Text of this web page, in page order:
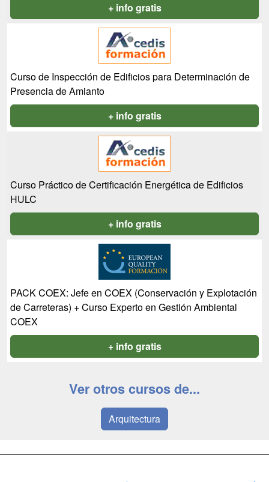
+ info gratis
Curso de Inspección de Edificios para Determinación de
Presencia de Amianto
+ info gratis
Curso Práctico de Certificación Energética de Edificios
HULC
+ info gratis
PACK COEX: Jefe en COEX (Conservación y Explotación
de Carreteras) + Curso Experto en Gestión Ambiental
COEX
+ info gratis
Ver otros cursos de...
Arquitectura